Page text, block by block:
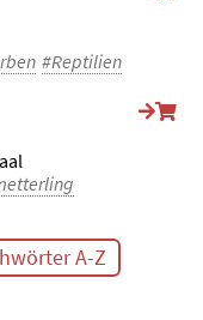
#Reptilien
A-Z